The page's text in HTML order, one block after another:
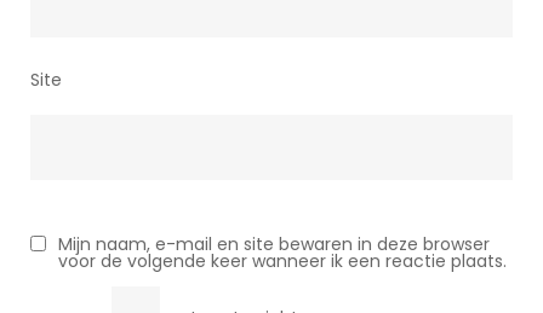
Site
Mijn naam, e-mail en site bewaren in deze browser
voor de volgende keer wanneer ik een reactie plaats.